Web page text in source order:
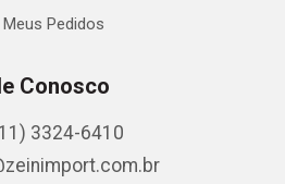
Meus Pedidos
Conosco
3324-6410